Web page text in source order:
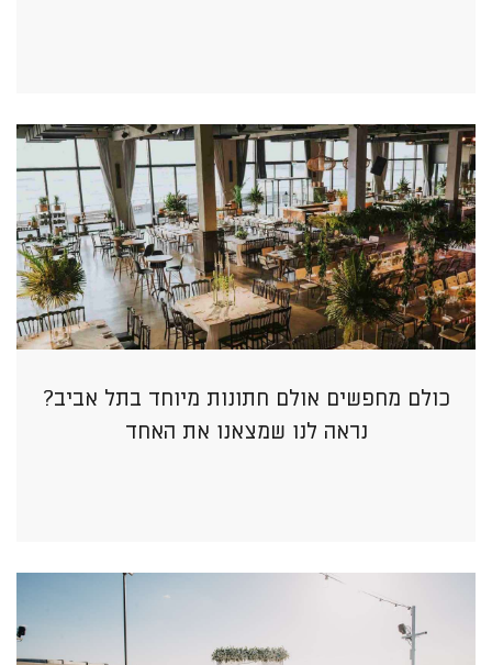
כולם מחפשים אולם חתונות מיוחד בתל אביב?
נראה לנו שמצאנו את האחד